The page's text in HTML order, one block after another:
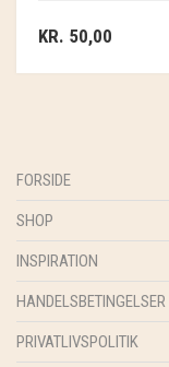
KR. 50,00
FORSIDE
SHOP
INSPIRATION
HANDELSBETINGELSER
PRIVATLIVSPOLITIK